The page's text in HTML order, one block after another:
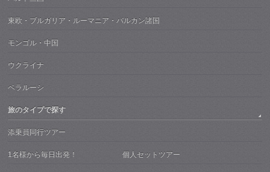
東欧・ブルガリア・ルーマニア・バルカン諸国
モンゴル・中国
ウクライナ
ベラルーシ
旅のタイプで探す
添乗員同行ツアー
1名様から毎日出発！ 個人セットツアー